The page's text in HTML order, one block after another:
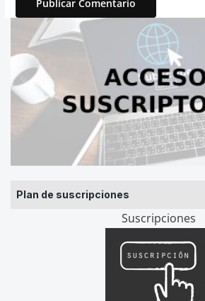
Plan de suscripciones
Suscripciones